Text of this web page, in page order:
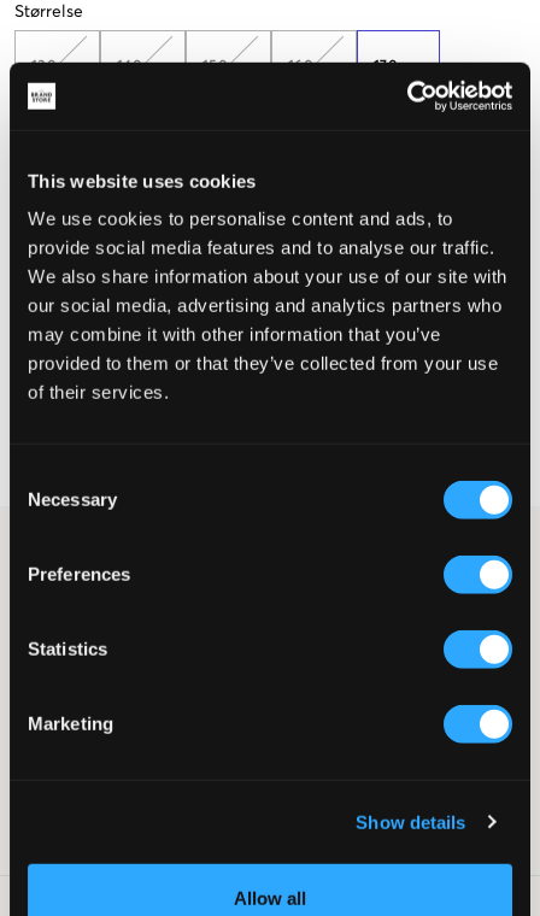
This website uses cookies
We use cookies to personalise content and ads, to
provide social media features and to analyse our traffic.
We also share information about your use of our site with
our social media, advertising and analytics partners who
may combine it with other information that you’ve
provided to them or that they’ve collected from your use
of their services.
Selection
Necessary
Preferences
Statistics
Marketing
Show details
Allow all
Størrelse
130 cm 140 cm 150 cm 160 cm 170 cm
Opfattet størrelse
Lille Perfekt
VÆLG EN STØRRELSE
logo er broderet og placeret på brystet. Trøjen har rund
halsudskæring og en normal pasform. Ribstrikkede manchetter
Sweatshirt
Broderi